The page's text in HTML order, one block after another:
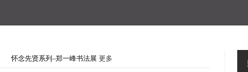
怀念先贤系列–郑一峰书法展 更多